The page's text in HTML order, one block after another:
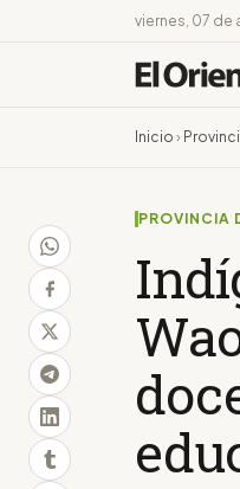
viernes, 07 de
Inicio ›
PROVINCIA